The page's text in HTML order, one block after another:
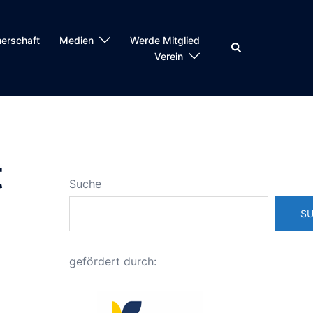
Medien
Werde Mitglied
Verein
Suche
Suche
gefördert durch: